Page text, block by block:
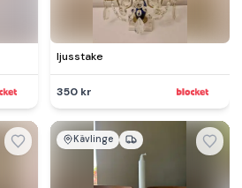
ljusstake
350 kr
Kävlinge